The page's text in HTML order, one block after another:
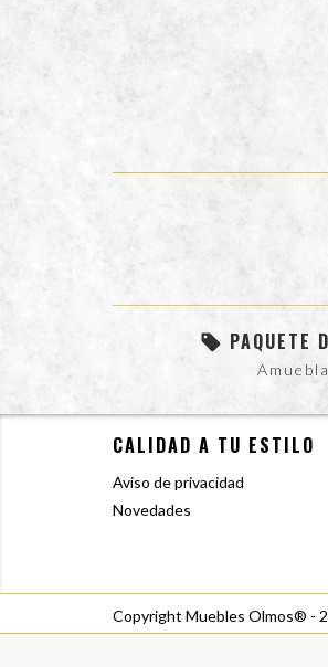
PAQUETE
CALIDAD A TU ESTILO
Aviso de privacidad
Novedades
Copyright Muebles Olmos® -